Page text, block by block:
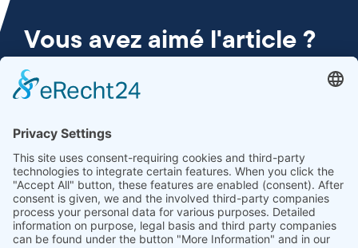
Vous avez aimé l'article ?
Ou vous avez encore des questions ?
N'hésitez pas à nous contacter !